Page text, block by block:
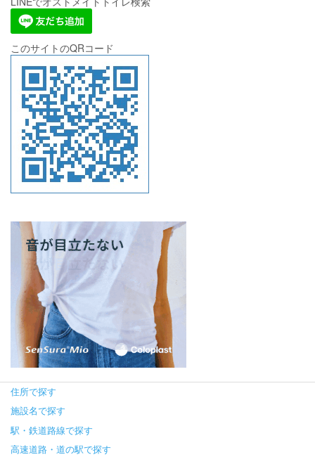
このサイトのQRコード
住所で探す
施設名で探す
駅・鉄道路線で探す
高速道路・道の駅で探す